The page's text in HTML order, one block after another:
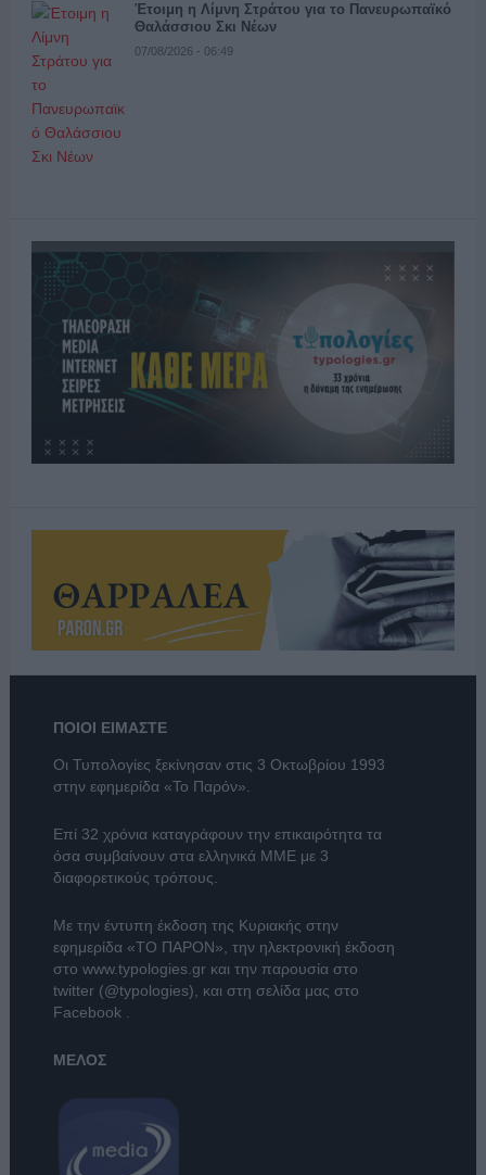
Έτοιμη η Λίμνη Στράτου για το Πανευρωπαϊκό
Θαλάσσιου Σκι Νέων
07/08/2026 - 06:49
ΠΟΙΟΙ ΕΙΜΑΣΤΕ
Οι Τυπολογίες ξεκίνησαν στις 3 Οκτωβρίου 1993
στην εφημερίδα «Το Παρόν».
Επί 32 χρόνια καταγράφουν την επικαιρότητα τα
όσα συμβαίνουν στα ελληνικά ΜΜΕ με 3
διαφορετικούς τρόπους.
Με την έντυπη έκδοση της Κυριακής στην
εφημερίδα «ΤΟ ΠΑΡΟΝ» , την ηλεκτρονική έκδοση
στο www.typologies.grκαι την παρουσία στο
twitter (@typologies) , και στη σελίδα μας στο
Facebook
ΜΕΛΟΣ